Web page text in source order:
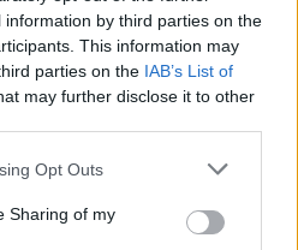
by third parties on the
This information may
parties on the IAB’s List of
may further disclose it to other
app uses one or more Google
behaviour. You may click to
and its third-party tags to
Opt Outs
Sharing of my
περιθώρια βελτίωσης. Ο
Τεχνητής Νοημοσύνης
αναγνώρισης πεδίου θα
επιχειρησιακές
δεν περιορίστηκε μόνο